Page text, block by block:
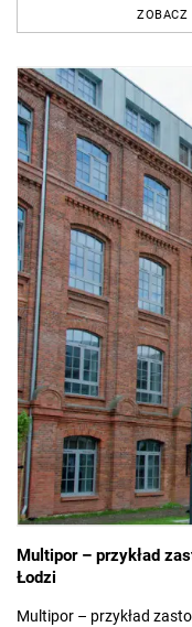
ZOBACZ
Multipor – przykład
Łodzi
Multipor – przykład